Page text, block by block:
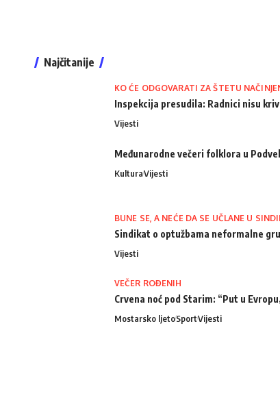
Najčitanije
KO ĆE ODGOVARATI ZA ŠTETU
Inspekcija presudila: Radnici nisu
Vijesti
Međunarodne večeri folklora u
KulturaVijesti
BUNE SE, A NEĆE DA SE UČLANE U
Sindikat o optužbama neformalne
Vijesti
VEČER ROĐENIH
Crvena noć pod Starim: “Put u
Mostarsko ljetoSportVijesti